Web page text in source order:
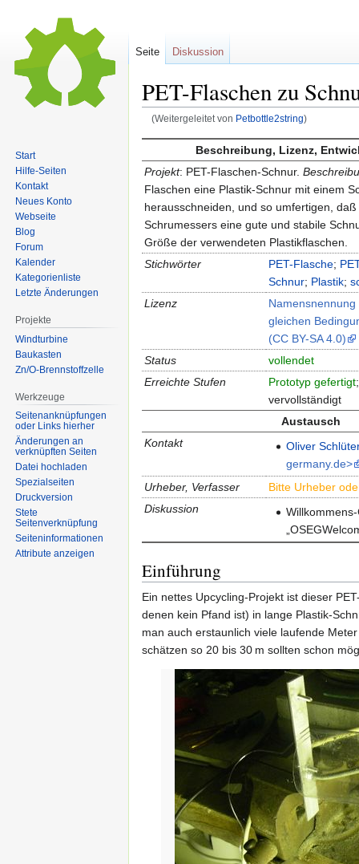
PET-Flaschen zu
(Weitergeleitet von Petbottle2string)
Navigation
springen
Suche
springen
Beschreibung, Lizenz,
Projekt: PET-Flaschen-Schnur.
Flaschen eine Plastik-Schnur mit einem
herausschneiden, und so umfertigen,
Schrumessers eine gute und stabile
Größe der verwendeten Plastikflaschen.
Stichwörter
PET-Flasche; PET
Schnur; Plastik;
Lizenz
gleichen
(CC BY-SA 4.0)
Status
vollendet
Erreichte Stufen
Prototyp gefertigt
vervollständigt
Austausch
Kontakt
Oliver
germany.de>
Urheber, Verfasser
Bitte Urheber
Diskussion
Einführung
Ein nettes Upcycling-Projekt ist dieser
denen kein Pfand ist) in lange Plastik-
man auch erstaunlich viele laufende
schätzen so 20 bis 30 m sollten schon
Seite Diskussion
Start
Hilfe-Seiten
Kontakt
Neues Konto
Webseite
Blog
Forum
Kalender
Kategorienliste
Letzte Änderungen
Projekte
Windturbine
Baukasten
Zn/O-Brennstoffzelle
Werkzeuge
Seitenanknüpfungen
oder Links hierher
Änderungen an
verknüpften Seiten
Datei hochladen
Spezialseiten
Druckversion
Stete
Seitenverknüpfung
Seiten­informationen
Attribute anzeigen